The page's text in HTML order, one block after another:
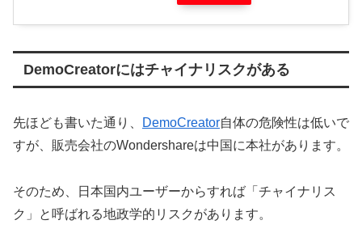
DemoCreatorにはチャイナリスクがある
先ほども書いた通り、 DemoCreator自体の危険性は低いで
すが、販売会社のWondershareは中国に本社があります。
そのため、日本国内ユーザーからすれば「チャイナリス
ク」と呼ばれる地政学的リスクがあります。